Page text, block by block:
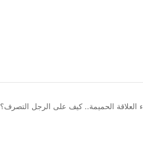
العلاقة الحميمة.. كيف على الرجل التصرف؟